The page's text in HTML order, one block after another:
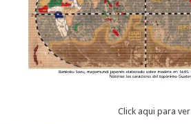
Click aqui para ver